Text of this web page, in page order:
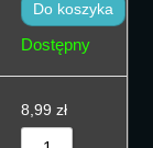
Do koszyka
Dostępny
8,99 zł